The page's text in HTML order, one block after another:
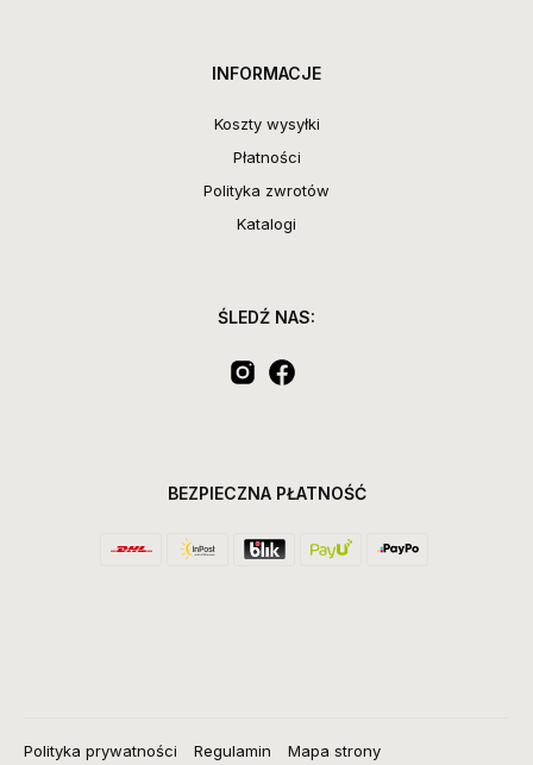
INFORMACJE
Koszty wysyłki
Płatności
Polityka zwrotów
Katalogi
ŚLEDŹ NAS:
BEZPIECZNA PŁATNOŚĆ
Polityka prywatności Regulamin Mapa strony